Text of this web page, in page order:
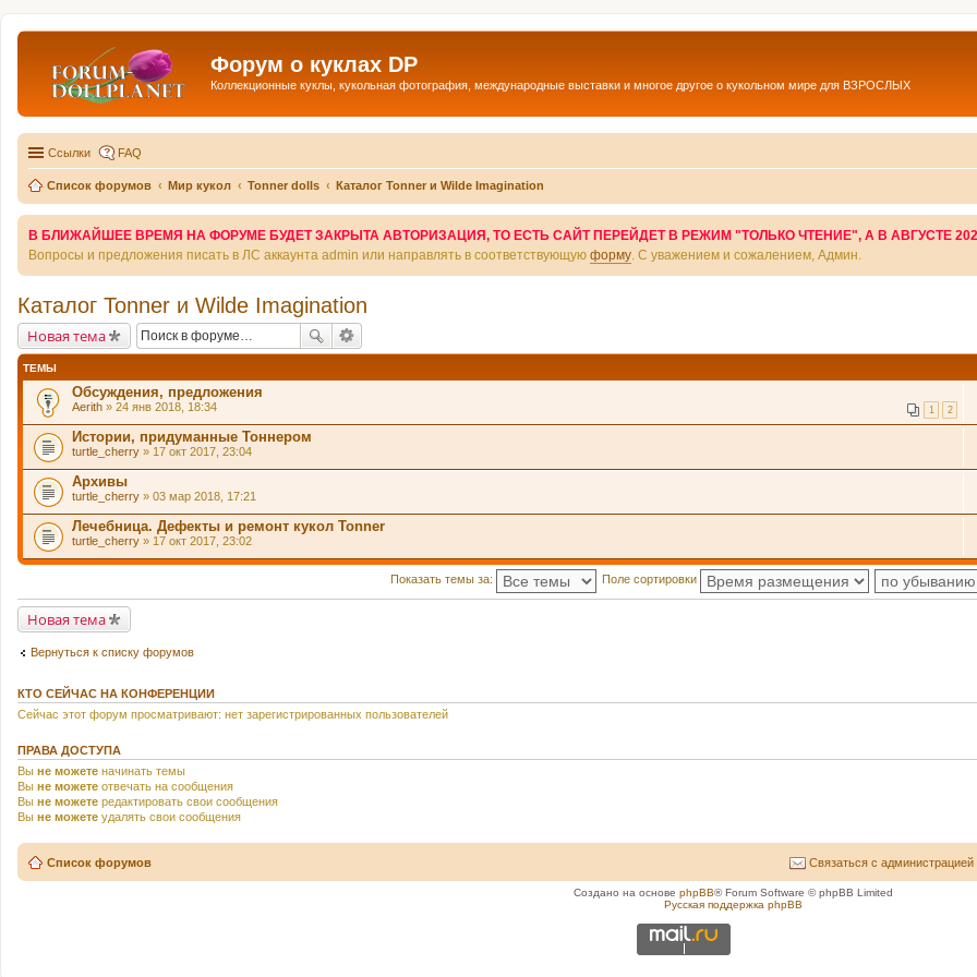
Форум о куклах DP
Коллекционные куклы, кукольная фотография, международные выставки и многое другое о кукольном мире для ВЗРОСЛЫХ
Ссылки FAQ
Список форумов Мир кукол Tonner dolls Каталог Tonner и Wilde Imagination
В БЛИЖАЙШЕЕ ВРЕМЯ НА ФОРУМЕ БУДЕТ ЗАКРЫТА АВТОРИЗАЦИЯ, ТО ЕСТЬ САЙТ ПЕРЕЙДЕТ В РЕЖИМ "ТОЛЬКО ЧТЕНИЕ", А В АВГУСТЕ
Вопросы и предложения писать в ЛС аккаунта admin или направлять в соответствующую форму . С уважением и сожалением, Админ.
Каталог Tonner и Wilde Imagination
Новая тема
ТЕМЫ
Обсуждения, предложения
1 2
Aerith » 24 янв 2018, 18:34
Истории, придуманные Тоннером
turtle_cherry » 17 окт 2017, 23:04
Архивы
turtle_cherry » 03 мар 2018, 17:21
Лечебница. Дефекты и ремонт кукол Tonner
turtle_cherry » 17 окт 2017, 23:02
Показать темы за: Поле сортировки
Новая тема
Вернуться к списку форумов
КТО СЕЙЧАС НА КОНФЕРЕНЦИИ
Сейчас этот форум просматривают: нет зарегистрированных пользователей
ПРАВА ДОСТУПА
Вы не можете начинать темы
Вы не можете отвечать на сообщения
Вы не можете редактировать свои сообщения
Вы не можете удалять свои сообщения
Список форумов Связаться с администрацией
Создано на основе phpBB® Forum Software © phpBB Limited
Русская поддержка phpBB